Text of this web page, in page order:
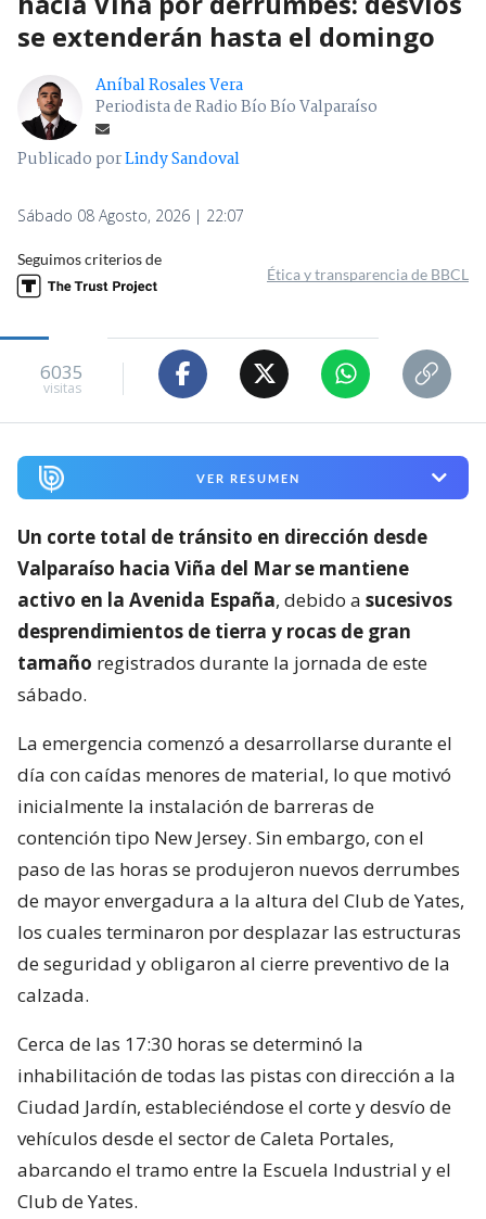
se extenderán hasta el domingo
Aníbal Rosales Vera
Periodista de Radio Bío Bío Valparaíso
Publicado porLindy Sandoval
Sábado 08 Agosto, 2026 | 22:07
Seguimos criterios de
Ética y transparencia de BBCL
6035
visitas
VER RESUMEN
Un corte total de tránsito en dirección desde
Valparaíso hacia Viña del Mar se mantiene
activo en la Avenida España, debido a sucesivos
desprendimientos de tierra y rocas de gran
tamaño registrados durante la jornada de este
sábado.
La emergencia comenzó a desarrollarse durante el
día con caídas menores de material, lo que motivó
inicialmente la instalación de barreras de
contención tipo New Jersey. Sin embargo, con el
paso de las horas se produjeron nuevos derrumbes
de mayor envergadura a la altura del Club de Yates,
los cuales terminaron por desplazar las estructuras
de seguridad y obligaron al cierre preventivo de la
calzada.
Cerca de las 17:30 horas se determinó la
inhabilitación de todas las pistas con dirección a la
Ciudad Jardín, estableciéndose el corte y desvío de
vehículos desde el sector de Caleta Portales,
abarcando el tramo entre la Escuela Industrial y el
Club de Yates.